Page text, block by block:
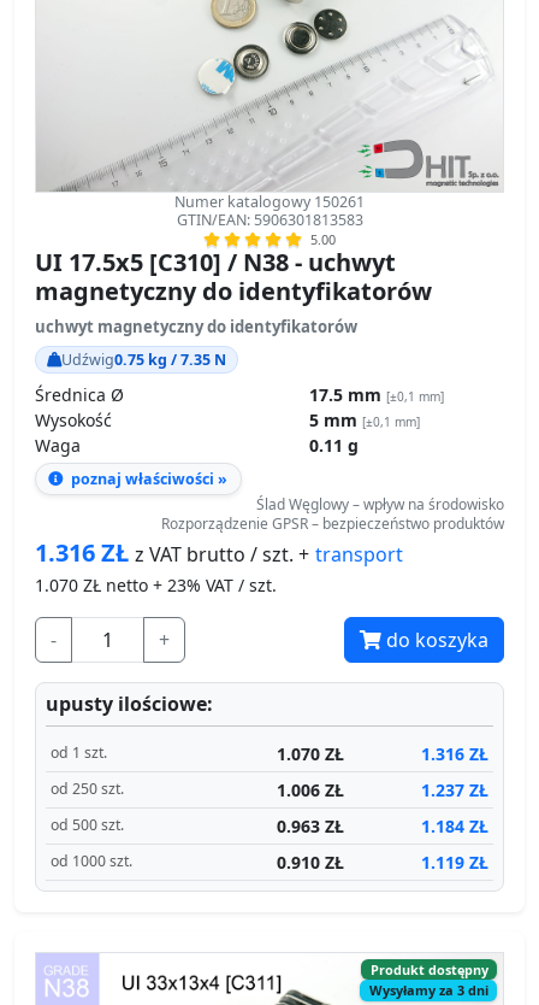
Numer katalogowy 150261
GTIN/EAN: 5906301813583
5.00
UI 17.5x5 [C310] / N38 - uchwyt
magnetyczny do identyfikatorów
uchwyt magnetyczny do identyfikatorów
Udźwig0.75 kg / 7.35 N
Średnica Ø 17.5 mm [±0,1 mm]
Wysokość 5 mm [±0,1 mm]
Waga 0.11 g
poznaj właściwości »
Ślad Węglowy – wpływ na środowisko
Rozporządzenie GPSR – bezpieczeństwo produktów
1.316ZŁ z VAT brutto / szt. + transport
1.070 ZŁ netto + 23% VAT / szt.
- + do koszyka
upusty ilościowe:
od 1 szt. 1.070 ZŁ 1.316 ZŁ
od 250 szt. 1.006 ZŁ 1.237 ZŁ
od 500 szt. 0.963 ZŁ 1.184 ZŁ
od 1000 szt. 0.910 ZŁ 1.119 ZŁ
Produkt dostępny
Wysyłamy za 3 dni